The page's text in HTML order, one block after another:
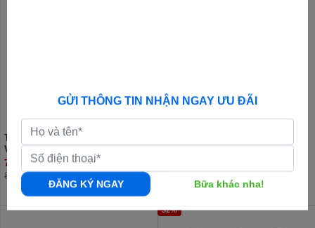
Tủ đông Sanaky Inverter 150 lít
VH-180VD3
7.400.000đ
8.550.000đ
VH-2899W3
7.990.000đ
32%
GỬI THÔNG TIN NHẬN NGAY ƯU ĐÃI
ĐĂNG KÝ NGAY Bữa khác nha!